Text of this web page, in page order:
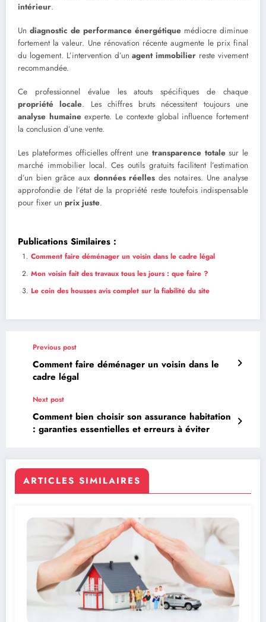
intérieur.
Un diagnostic de performance énergétique médiocre diminue
fortement la valeur. Une rénovation récente augmente le prix final
du logement. L’intervention d’unagent immobilier reste vivement
recommandée.
Ce professionnel évalue les atouts spécifiques de chaque
propriété locale. Les chiffres bruts nécessitent toujours une
analyse humaineexperte. Le contexte global influence fortement
la conclusion d’une vente.
Les plateformes officielles offrent une transparence totalesur le
marché immobilier local. Ces outils gratuits facilitent l’estimation
d’un bien grâce aux données réelles des notaires. Une analyse
approfondie de l’état de la propriété reste toutefois indispensable
pour fixer un prix juste.
Publications Similaires :
Comment faire déménager un voisin dans le cadre légal
Mon voisin fait des travaux tous les jours : que faire ?
Le coin des housses avis complet sur la fiabilité du site
Previous post
Comment faire déménager un voisin dans le
cadre légal
Next post
Comment bien choisir son assurance habitation
: garanties essentielles et erreurs à éviter
ARTICLES SIMILAIRES